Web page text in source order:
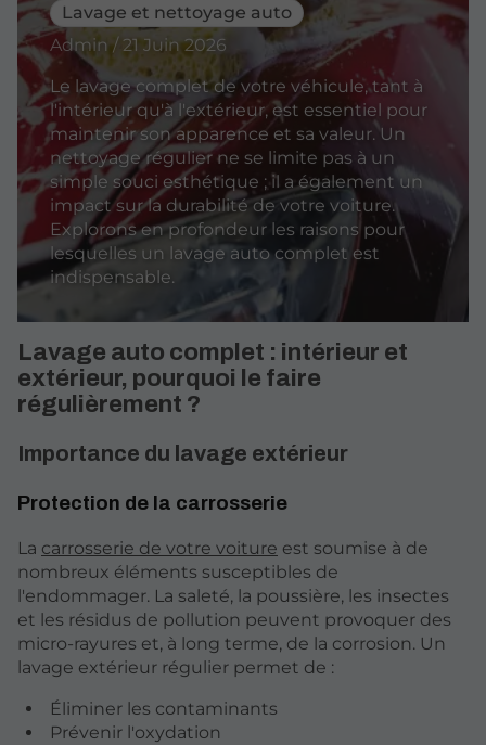
Lavage et nettoyage auto
Admin / 21 Juin 2026
Le lavage complet de votre véhicule, tant à
l'intérieur qu'à l'extérieur, est essentiel pour
maintenir son apparence et sa valeur. Un
nettoyage régulier ne se limite pas à un
simple souci esthétique ; il a également un
impact sur la durabilité de votre voiture.
Explorons en profondeur les raisons pour
lesquelles un lavage auto complet est
indispensable.
Lavage auto complet : intérieur et
extérieur, pourquoi le faire
régulièrement ?
Importance du lavage extérieur
Protection de la carrosserie
La carrosserie de votre voiture est soumise à de
nombreux éléments susceptibles de
l'endommager. La saleté, la poussière, les insectes
et les résidus de pollution peuvent provoquer des
micro-rayures et, à long terme, de la corrosion. Un
lavage extérieur régulier permet de :
Éliminer les contaminants
Prévenir l'oxydation